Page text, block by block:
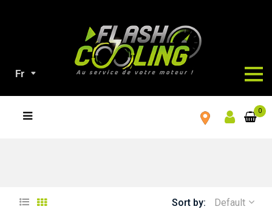
Fr
0
Sort by:
Default